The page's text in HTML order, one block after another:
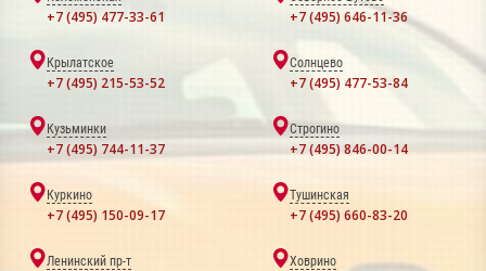
+7 (495) 477-33-61 +7 (495) 646-11-36
Крылатское
+7 (495) 215-53-52
Солнцево
+7 (495) 477-53-84
Кузьминки
+7 (495) 744-11-37
Строгино
+7 (495) 846-00-14
Куркино
+7 (495) 150-09-17
Тушинская
+7 (495) 660-83-20
Ленинский пр-т Ховрино